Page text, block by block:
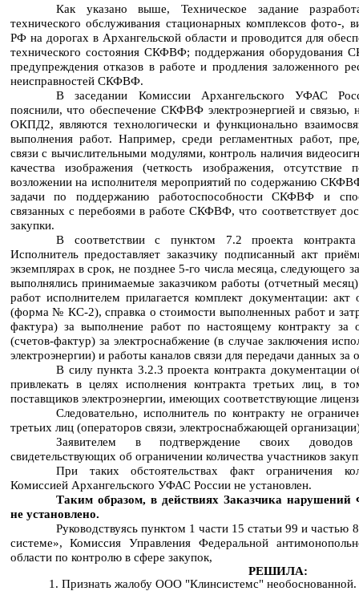
Как указано выше, Техническое задание
технического обслуживания стационарных комплексов фото-
РФ на дорогах в Архангельской области и проводится для
технического состояния СКФВФ; поддержания оборудования
предупреждения отказов в работе и продления заложенного
неисправностей СКФВФ.
В заседании Комиссии Архангельского УФАС
пояснили, что обеспечение СКФВФ электроэнергией и связью,
ОКПД2, являются технологически и функционально
выполнения работ. Например, среди регламентных работ,
связи с вычислительными модулями, контроль наличия
качества изображения (четкость изображения,
возложении на исполнителя мероприятий по содержанию
задачи по поддержанию работоспособности СКФВФ и
связанных с перебоями в работе СКФВФ, что соответствует
закупки.
В соответствии с пунктом 7.2 проекта
Исполнитель предоставляет заказчику подписанный акт
экземплярах в срок, не позднее 5-го числа месяца, следующего
выполнялись принимаемые заказчиком работы (отчетный
работ исполнителем прилагается комплект документации:
(форма № КС-2), справка о стоимости выполненных работ и
фактура) за выполнение работ по настоящему контракту за
(счетов-фактур) за электроснабжение (в случае заключения
электроэнергии) и работы каналов связи для передачи данных за
В силу пункта 3.2.3 проекта контракта документации
привлекать в целях исполнения контракта третьих лиц, в
поставщиков электроэнергии, имеющих соответствующие
Следовательно, исполнитель по контракту не
третьих лиц (операторов связи, электроснабжающей
Заявителем в подтверждение своих доводов
свидетельствующих об ограничении количества участников
При таких обстоятельствах факт ограничения
Комиссией Архангельского УФАС России не установлен.
Таким образом, в действиях Заказчика
не установлено.
Руководствуясь пунктом 1 части 15 статьи 99 и частью
системе», Комиссия Управления Федеральной
области по контролю в сфере закупок,
РЕШИЛА:
1. Признать жалобу ООО "Клинсистемс" необоснованной.